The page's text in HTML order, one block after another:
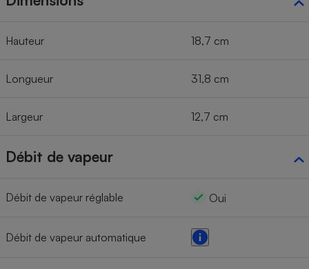
Hauteur 18,7 cm
Longueur 31,8 cm
Largeur 12,7 cm
Débit de vapeur
Débit de vapeur réglable Oui
Débit de vapeur automatique